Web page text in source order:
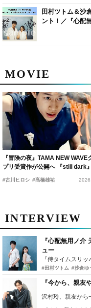
MOVIE
『冒険の夜』TAMA NEW WAVE
プリ受賞作が公開へ 『still dark
#古川ヒロシ #髙橋雄祐
INTERVIEW
『心配無用ノ
ュー
#田村ツトム #沙倉ゆ
『今から、親友
沢村玲、親友か
田村ツトム＆沙
ント！／『心配